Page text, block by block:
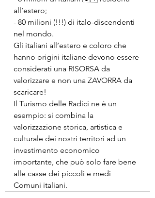
all’estero;
- 80 milioni (!!!) di italo-discendenti
nel mondo.
Gli italiani all’estero e coloro che
hanno origini italiane devono essere
considerati una RISORSA da
valorizzare e non una ZAVORRA da
scaricare!
Il Turismo delle Radici ne è un
esempio: si combina la
valorizzazione storica, artistica e
culturale dei nostri territori ad un
investimento economico
importante, che può solo fare bene
alle casse dei piccoli e medi
Comuni italiani.